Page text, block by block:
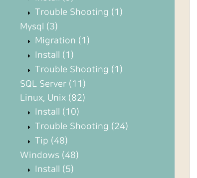
Trouble Shooting (1)
Mysql (3)
Migration (1)
Install (1)
Trouble Shooting (1)
SQL Server (11)
Linux, Unix (82)
Install (10)
Trouble Shooting (24)
Tip (48)
Windows (48)
Install (5)